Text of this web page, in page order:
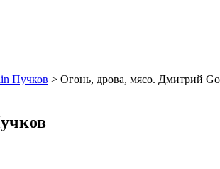
Пучков > Огонь, дрова, мясо. Дмитрий